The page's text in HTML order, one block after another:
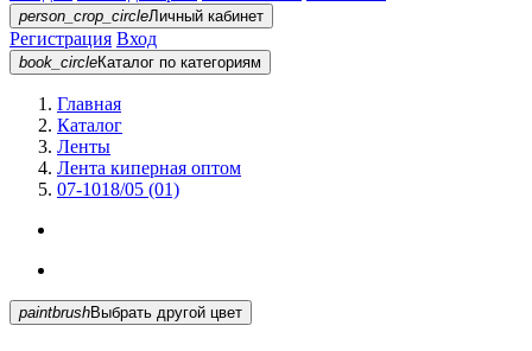
person_crop_circleЛичный кабинет
Регистрация Вход
book_circleКаталог по категориям
Главная
Каталог
Ленты
Лента киперная оптом
07-1018/05 (01)
paintbrush Выбрать другой цвет